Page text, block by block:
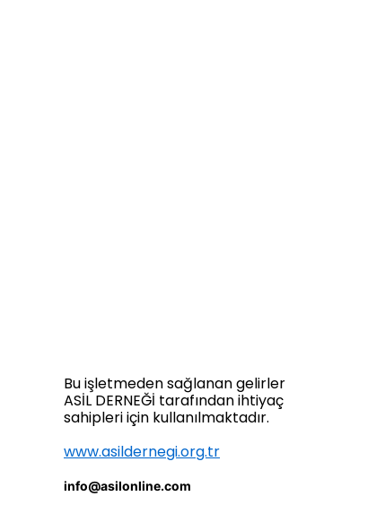
Bu işletmeden sağlanan gelirler
ASİL DERNEĞİ tarafından ihtiyaç
sahipleri için kullanılmaktadır.
www.asildernegi.org.tr
info@asilonline.com